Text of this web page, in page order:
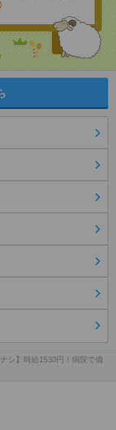
ナシ】時給1530円！病院で備